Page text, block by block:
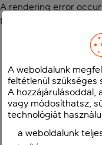
A rendering error
function
A weboldalunk
feltétlenül szükséges
A hozzájárulásoddal,
vagy módosíthatsz,
technológiát
a weboldalunk